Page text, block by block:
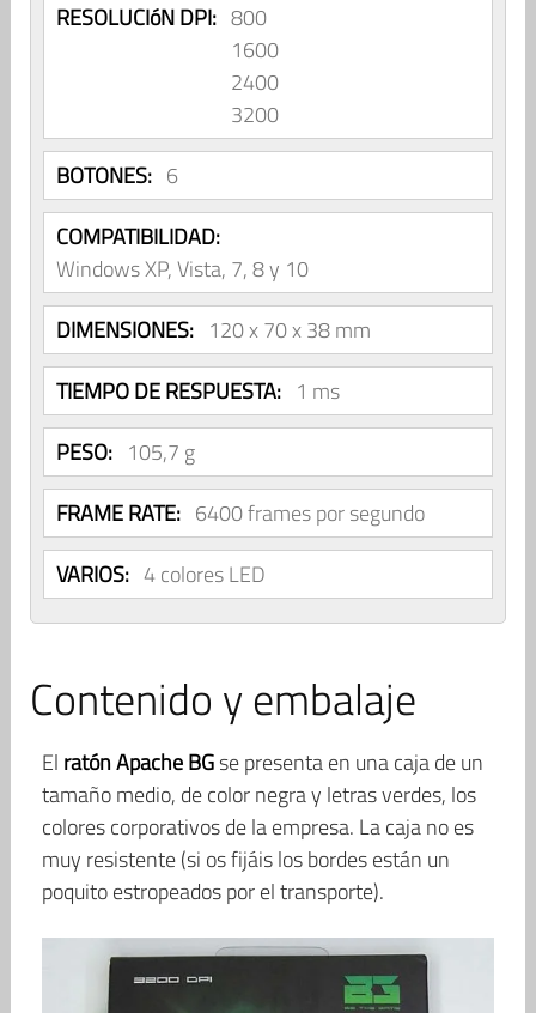
RESOLUCIóN DPI: 800
1600
2400
3200
BOTONES: 6
COMPATIBILIDAD:
Windows XP, Vista, 7, 8 y 10
DIMENSIONES: 120 x 70 x 38 mm
TIEMPO DE RESPUESTA: 1 ms
PESO: 105,7 g
FRAME RATE: 6400 frames por segundo
VARIOS: 4 colores LED
Contenido y embalaje
El ratón Apache BGse presenta en una caja de un
tamaño medio, de color negra y letras verdes, los
colores corporativos de la empresa. La caja no es
muy resistente (si os fijáis los bordes están un
poquito estropeados por el transporte).